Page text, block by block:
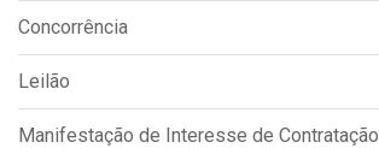
Diário Oficial (Novo)
Diário Oficial (Até 30/04)
Concorrência
Leilão
Manifestação de Interesse de Contratação